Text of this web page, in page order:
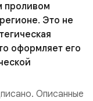
проливом
Это не
оформляет его
Описанные